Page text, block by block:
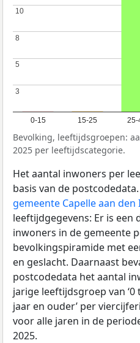
0-15 15-25 25-
3
3
5
5
8
8
10
10
Bevolking, leeftijdsgroepen:
2025 per leeftijdscategorie.
Het aantal inwoners per
basis van de
gemeente Capelle aan den
leeftijdgegevens: Er is
inwoners in de gemeente
bevolkingspiramide met
en geslacht. Daarnaast
postcodedata het aantal
jarige leeftijdsgroep van ‘0
jaar en ouder’ per
voor alle jaren in de
2025.